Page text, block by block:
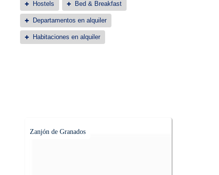
Hostels Bed & Breakfast
Departamentos en alquiler
Habitaciones en alquiler
Zanjón de Granados